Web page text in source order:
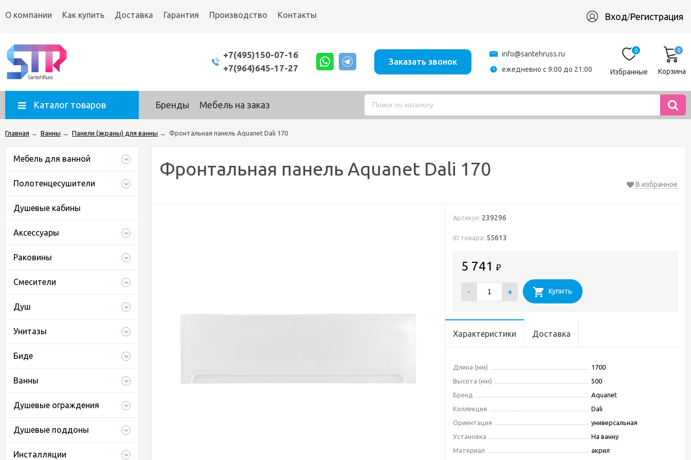
О компании Как купить Доставка Гарантия Производство Контакты Вход/Регистрация
+7(495)150-07-16
+7(964)645-17-27
Заказать звонок
info@santehruss.ru
ежедневно с 9:00 до 21:00
0
Избранные
0
Корзина
Каталог товаров Бренды Мебель на заказ
Главная → Ванны → Панели (экраны) для ванны → Фронтальная панель Aquanet Dali 170
Мебель для ванной
Полотенцесушители
Душевые кабины
Аксессуары
Раковины
Смесители
Душ
Унитазы
Биде
Ванны
Душевые ограждения
Душевые поддоны
Инсталляции
Фронтальная панель Aquanet Dali 170
В избранное
Артикул: 239296
ID товара: 55613
5 741 ₽
- + Купить
Характеристики Доставка
Длина (мм)
1700
Высота (мм)
500
Бренд
Aquanet
Коллекция
Dali
Ориентация
универсальная
Установка
На ванну
Материал
акрил